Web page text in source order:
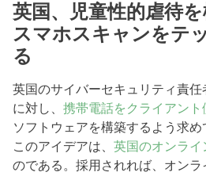
英国、児童性的虐待
スマホスキャンをテ
る
英国のサイバーセキュリティ責
に対し、 携帯電話をクライアント
ソフトウェアを構築するよう求め
このアイデアは、 英国のオンライ
のである。採用されれば、オン